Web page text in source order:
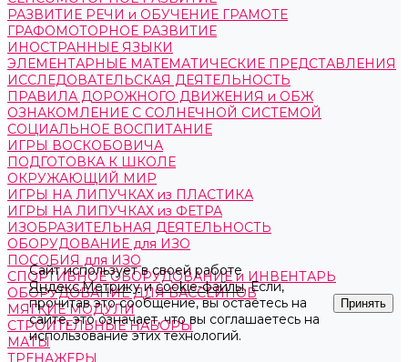
РАЗВИТИЕ РЕЧИ и ОБУЧЕНИЕ ГРАМОТЕ
ГРАФОМОТОРНОЕ РАЗВИТИЕ
ИНОСТРАННЫЕ ЯЗЫКИ
ЭЛЕМЕНТАРНЫЕ МАТЕМАТИЧЕСКИЕ ПРЕДСТАВЛЕНИЯ
ИССЛЕДОВАТЕЛЬСКАЯ ДЕЯТЕЛЬНОСТЬ
ПРАВИЛА ДОРОЖНОГО ДВИЖЕНИЯ и ОБЖ
ОЗНАКОМЛЕНИЕ С СОЛНЕЧНОЙ СИСТЕМОЙ
СОЦИАЛЬНОЕ ВОСПИТАНИЕ
ИГРЫ ВОСКОБОВИЧА
ПОДГОТОВКА К ШКОЛЕ
ОКРУЖАЮЩИЙ МИР
ИГРЫ НА ЛИПУЧКАХ из ПЛАСТИКА
ИГРЫ НА ЛИПУЧКАХ из ФЕТРА
ИЗОБРАЗИТЕЛЬНАЯ ДЕЯТЕЛЬНОСТЬ
ОБОРУДОВАНИЕ для ИЗО
ПОСОБИЯ для ИЗО
СПОРТИВНОЕ ОБОРУДОВАНИЕ и ИНВЕНТАРЬ
ОБОРУДОВАНИЕ ДЛЯ БАССЕЙНОВ
МЯГКИЕ МОДУЛИ
СТРОИТЕЛЬНЫЕ НАБОРЫ
МАТЫ
ТРЕНАЖЕРЫ
Сайт использует в своей работе
Яндекс.Метрикуиcookie-файлы. Если,
прочитав это сообщение, вы остаетесь на
сайте, это означает, что вы соглашаетесь на
использование этих технологий.
Принять